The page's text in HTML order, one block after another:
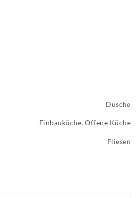
Dusche
Einbauküche, Offene Küche
Fliesen